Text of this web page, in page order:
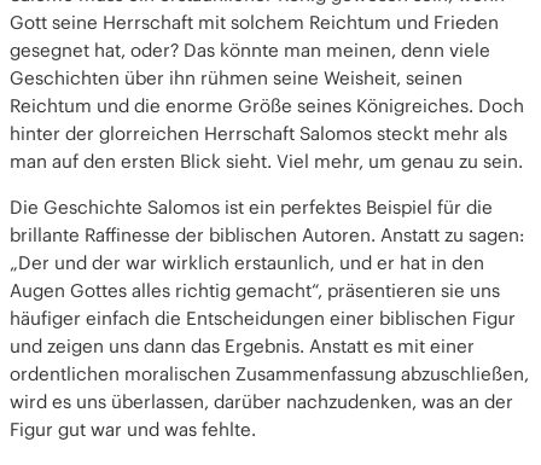
Gott seine Herrschaft mit solchem Reichtum und Frieden
gesegnet hat, oder? Das könnte man meinen, denn viele
Geschichten über ihn rühmen seine Weisheit, seinen
Reichtum und die enorme Größe seines Königreiches. Doch
hinter der glorreichen Herrschaft Salomos steckt mehr als
man auf den ersten Blick sieht. Viel mehr, um genau zu sein.
Die Geschichte Salomos ist ein perfektes Beispiel für die
brillante Raffinesse der biblischen Autoren. Anstatt zu sagen:
„Der und der war wirklich erstaunlich, und er hat in den
Augen Gottes alles richtig gemacht“, präsentieren sie uns
häufiger einfach die Entscheidungen einer biblischen Figur
und zeigen uns dann das Ergebnis. Anstatt es mit einer
ordentlichen moralischen Zusammenfassung abzuschließen,
wird es uns überlassen, darüber nachzudenken, was an der
Figur gut war und was fehlte.